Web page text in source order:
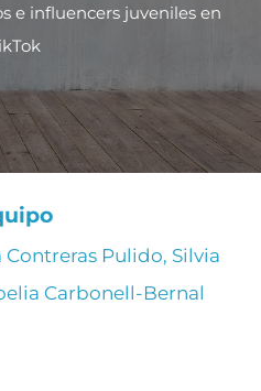
e influencers juveniles en
Contreras Pulido, Silvia
Carbonell-Bernal